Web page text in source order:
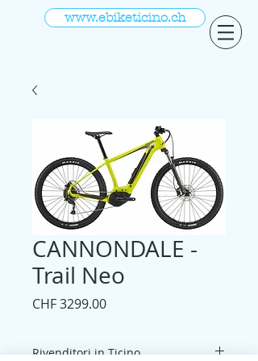
www.ebiketicino.ch
CANNONDALE -
Trail Neo
CHF 3299.00Prezzo
Rivenditori in Ticino